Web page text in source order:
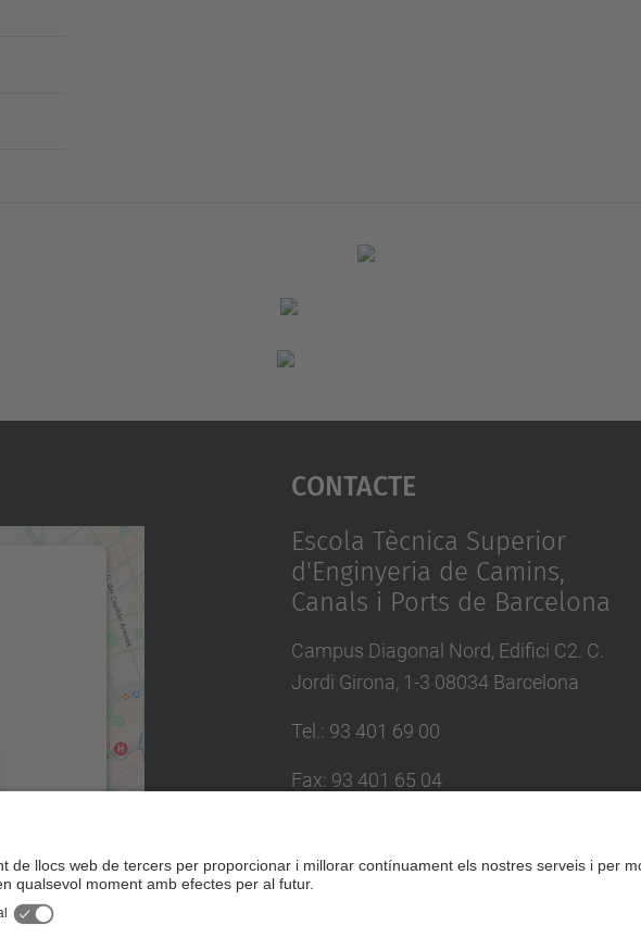
Contacte
Escola Tècnica Superior
d'Enginyeria de Camins,
Canals i Ports de Barcelona
Campus Diagonal Nord, Edifici C2. C.
Jordi Girona, 1-3 08034 Barcelona
Tel.: 93 401 69 00
Fax: 93 401 65 04
Formulari de contacte